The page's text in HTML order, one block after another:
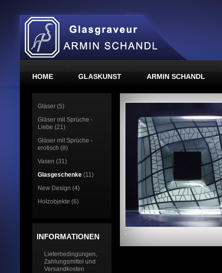
HOME GLASKUNST ARMIN SCHANDL
Gläser (5)
Gläser mit Sprüche -
Liebe (21)
Gläser mit Sprüche -
erotisch (8)
Vasen (31)
Glasgeschenke (11)
New Design (4)
Holzobjekte (6)
INFORMATIONEN
Lieferbedingungen,
Zahlungsmittel und
Versandkosten